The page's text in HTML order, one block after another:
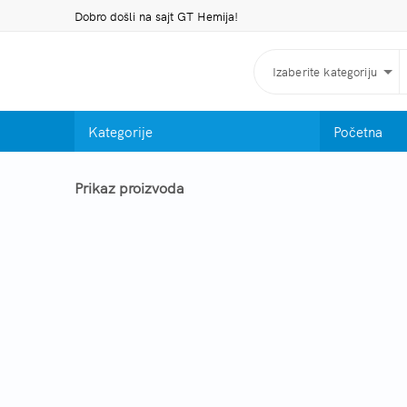
Dobro došli na sajt GT Hemija!
Izaberite kategoriju
Kategorije Početna
Prikaz proizvoda